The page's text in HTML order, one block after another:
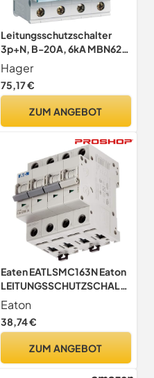
Leitungsschutzschalter
3p+N, B-20A, 6kA MBN620
3250614310867 Hager
Hager
75,17 €
ZUM ANGEBOT
Eaten EATLSMC163N Eaton
LEITUNGSSCHUTZSCHALTE
R 16A/3N/C, White
Eaton
38,74 €
ZUM ANGEBOT